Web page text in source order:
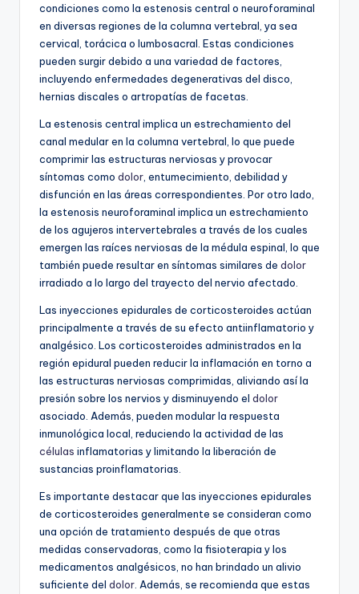
condiciones como la estenosis central o neuroforaminal
en diversas regiones de la columna vertebral, ya sea
cervical, torácica o lumbosacral. Estas condiciones
pueden surgir debido a una variedad de factores,
incluyendo enfermedades degenerativas del disco,
hernias discales o artropatías de facetas.
La estenosis central implica un estrechamiento del
canal medular en la columna vertebral, lo que puede
comprimir las estructuras nerviosas y provocar
síntomas como dolor , entumecimiento, debilidad y
disfunción en las áreas correspondientes. Por otro lado,
la estenosis neuroforaminal implica un estrechamiento
de los agujeros intervertebrales a través de los cuales
emergen las raíces nerviosas de la médula espinal, lo que
también puede resultar en síntomas similares de dolor
irradiado a lo largo del trayecto del nervio afectado.
Las inyecciones epidurales de corticosteroides actúan
principalmente a través de su efecto antiinflamatorio y
analgésico. Los corticosteroides administrados en la
región epidural pueden reducir la inflamación en torno a
las estructuras nerviosas comprimidas, aliviando así la
presión sobre los nervios y disminuyendo el dolor
asociado. Además, pueden modular la respuesta
inmunológica local, reduciendo la actividad de las
células inflamatorias y limitando la liberación de
sustancias proinflamatorias.
Es importante destacar que las inyecciones epidurales
de corticosteroides generalmente se consideran como
una opción de tratamiento después de que otras
medidas conservadoras, como la fisioterapia y los
medicamentos analgésicos, no han brindado un alivio
suficiente del dolor . Además, se recomienda que estas